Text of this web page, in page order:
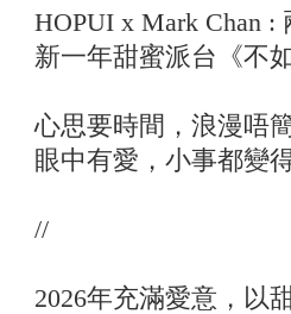
HOPUI x Mark Chan
新一年甜蜜派台《不
心思要時間，浪漫唔簡
眼中有愛，小事都變
//
2026年充滿愛意，以